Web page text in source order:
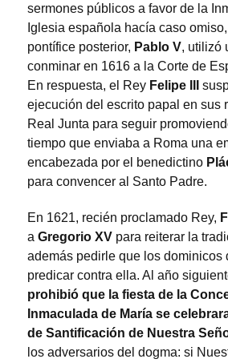
sermones públicos a favor de la
Iglesia española hacía caso
pontífice posterior, Pablo V, utilizó
conminar en 1616 a la Corte de
En respuesta, el Rey Felipe III
ejecución del escrito papal en sus
Real Junta para seguir
tiempo que enviaba a Roma una
encabezada por el benedictino
para convencer al Santo Padre.
En 1621, recién proclamado Rey,
a Gregorio XV para reiterar la
además pedirle que los dominicos
predicar contra ella. Al año
prohibió que la fiesta de la
Inmaculada de María se
de Santificación de Nuestra
los adversarios del dogma: si